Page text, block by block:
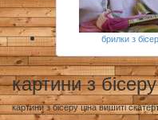
брилки з
картини з
картини з бісеру ціна вишиті